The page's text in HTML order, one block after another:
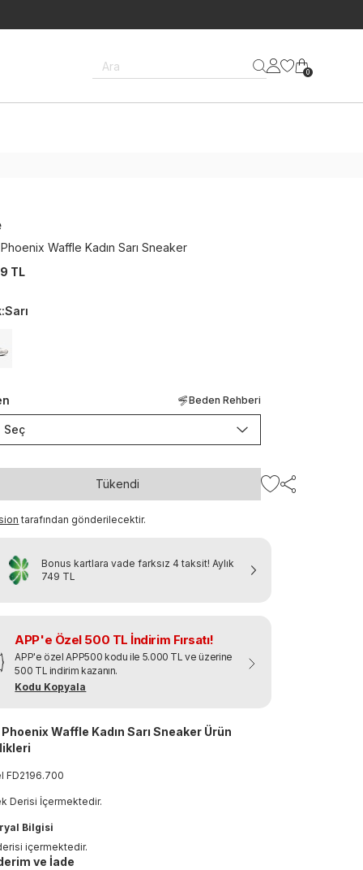
Ara 0
Waffle Kadın Sarı Sneaker
TL
:Sarı
Beden Rehberi
Seç
Tükendi
tarafından gönderilecektir.
Bonus kartlara vade farksız 4 taksit! Aylık
749 TL
APP'e Özel 500 TL İndirim Fırsatı!
APP'e özel APP500 kodu ile 5.000 TL ve üzerine
500 TL indirim kazanın.
Kodu Kopyala
Waffle Kadın Sarı Sneaker Ürün
FD2196.700
Derisi İçermektedir.
Bilgisi
içermektedir.
ve İade